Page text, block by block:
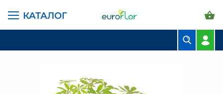
КАТАЛОГ
ЦВЕТЫ В ПАЧКАХ
ГЛАВНАЯ СТРАНИЦА КАТАЛОГ
КОМНАТНЫЕ РАСТЕНИЯ